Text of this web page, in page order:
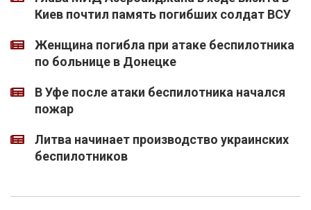
Киев почтил память погибших солдат ВСУ
Женщина погибла при атаке беспилотника
по больнице в Донецке
В Уфе после атаки беспилотника начался
пожар
Литва начинает производство украинских
беспилотников